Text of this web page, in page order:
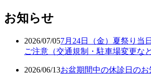
お知らせ
2026/07/057月24日（金）夏祭り当
ご注意（交通規制・駐車場変更など
2026/06/13お盆期間中の休診日のお